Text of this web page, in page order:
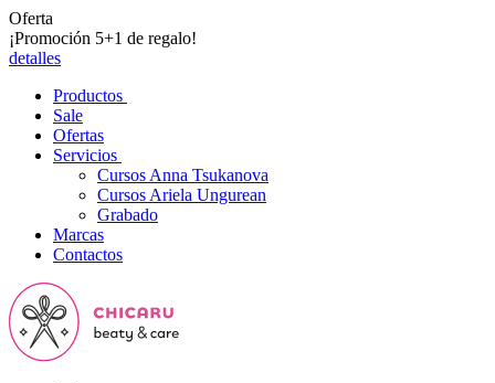
Oferta
¡Promoción 5+1 de regalo!
detalles
Productos
Sale
Ofertas
Servicios
Cursos Anna Tsukanova
Cursos Ariela Ungurean
Grabado
Marcas
Contactos